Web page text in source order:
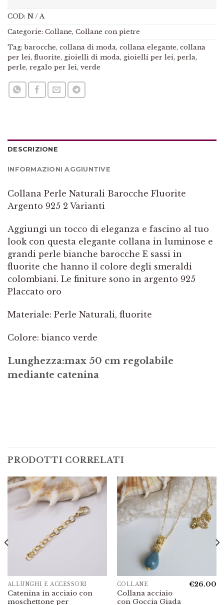
COD: N / A
Categorie: Collane, Collane con pietre
Tag: barocche, collana di moda, collana elegante, collana
per lei, fluorite, gioielli di moda, gioielli per lei, perla,
perle, regalo per lei, verde
DESCRIZIONE
INFORMAZIONI AGGIUNTIVE
Collana Perle Naturali Barocche Fluorite
Argento 925 2 Varianti
Aggiungi un tocco di eleganza e fascino al tuo
look con questa elegante collana in luminose e
grandi perle bianche barocche E sassi in
fluorite che hanno il colore degli smeraldi
colombiani. Le finiture sono in argento 925
Placcato oro
Materiale: Perle Naturali, fluorite
Colore: bianco verde
Lunghezza:max 50 cm regolabile
mediante catenina
PRODOTTI CORRELATI
ALLUNGHI E ACCESSORI
Catenina in acciaio con
moschettone per
COLLANE
Collana acciaio
con Goccia Giada
€26.00